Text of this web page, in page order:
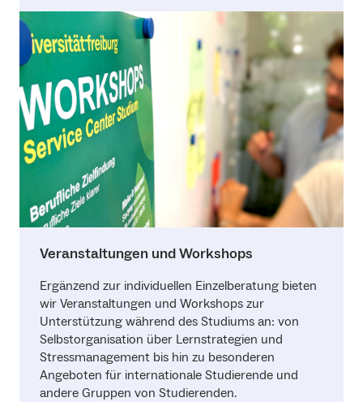
Veranstaltungen und Workshops
Ergänzend zur individuellen Einzelberatung bieten
wir Veranstaltungen und Workshops zur
Unterstützung während des Studiums an: von
Selbstorganisation über Lernstrategien und
Stressmanagement bis hin zu besonderen
Angeboten für internationale Studierende und
andere Gruppen von Studierenden.